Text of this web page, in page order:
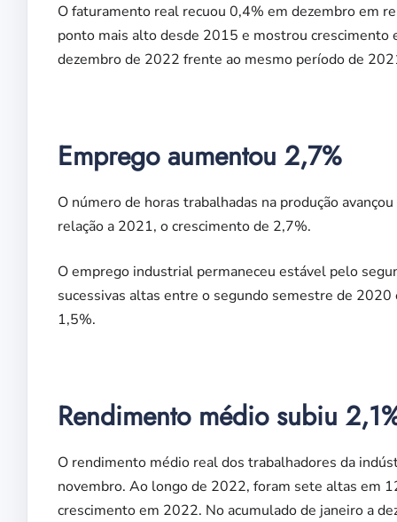
O faturamento real recuou 0,4% em dezembro em
ponto mais alto desde 2015 e mostrou crescimento
dezembro de 2022 frente ao mesmo período de
Emprego aumentou 2,7%
O número de horas trabalhadas na produção
relação a 2021, o crescimento de 2,7%.
O emprego industrial permaneceu estável pelo
sucessivas altas entre o segundo semestre de
1,5%.
Rendimento médio subiu
O rendimento médio real dos trabalhadores da
novembro. Ao longo de 2022, foram sete altas em
crescimento em 2022. No acumulado de janeiro a